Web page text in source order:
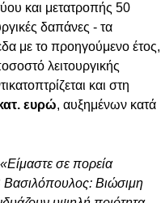
και μετατροπής 50
δαπάνες - τα
με το προηγούμενο έτος,
λειτουργικής
και στη
ευρώ, αυξημένων κατά
«Είμαστε σε πορεία
Βασιλόπουλος: Βιώσιμη